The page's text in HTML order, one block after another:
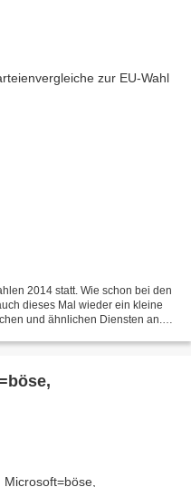
2014 statt. Wie schon bei den
dieses Mal wieder ein kleine
und ähnlichen Diensten an.